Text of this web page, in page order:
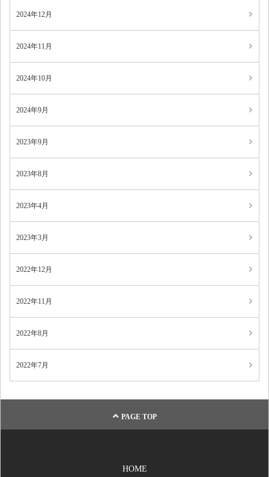
2024年12月
2024年11月
2024年10月
2024年9月
2023年9月
2023年8月
2023年4月
2023年3月
2022年12月
2022年11月
2022年8月
2022年7月
PAGE TOP
HOME